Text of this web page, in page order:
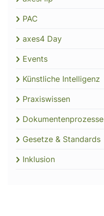
PAC
axes4 Day
Events
Künstliche Intelligenz
Praxiswissen
Dokumentenprozesse
Gesetze & Standards
Inklusion